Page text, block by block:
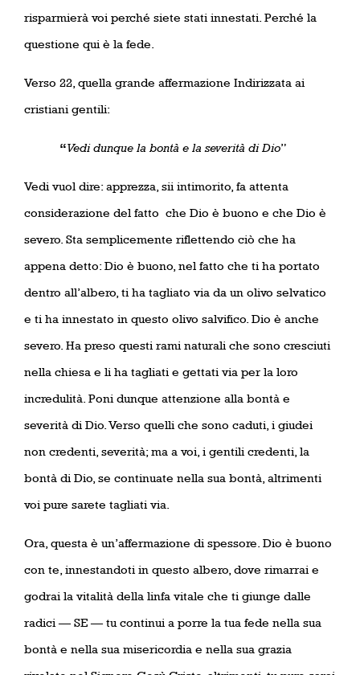
risparmierà voi perché siete stati innestati. Perché la
questione qui è la fede.
Verso 22, quella grande affermazione Indirizzata ai
cristiani gentili:
“Vedi dunque la bontà e la severità di Dio”
Vedi vuol dire: apprezza, sii intimorito, fa attenta
considerazione del fatto che Dio è buono e che Dio è
severo. Sta semplicemente riflettendo ciò che ha
appena detto: Dio è buono, nel fatto che ti ha portato
dentro all’albero, ti ha tagliato via da un olivo selvatico
e ti ha innestato in questo olivo salvifico. Dio è anche
severo. Ha preso questi rami naturali che sono cresciuti
nella chiesa e li ha tagliati e gettati via per la loro
incredulità. Poni dunque attenzione alla bontà e
severità di Dio. Verso quelli che sono caduti, i giudei
non credenti, severità; ma a voi, i gentili credenti, la
bontà di Dio, se continuate nella sua bontà, altrimenti
voi pure sarete tagliati via.
Ora, questa è un’affermazione di spessore. Dio è buono
con te, innestandoti in questo albero, dove rimarrai e
godrai la vitalità della linfa vitale che ti giunge dalle
radici — SE — tu continui a porre la tua fede nella sua
bontà e nella sua misericordia e nella sua grazia